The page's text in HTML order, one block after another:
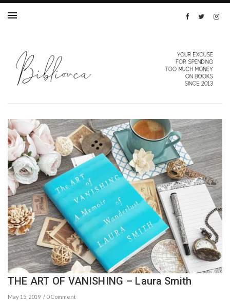
THE ART OF VANISHING – Laura Smith
May 15, 2019 0 Comment